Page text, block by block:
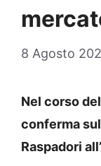
8 Agosto
Nel corso
conferma
Raspadori